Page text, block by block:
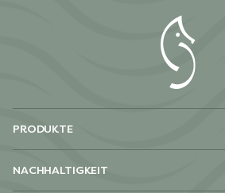
PRODUKTE
NACHHALTIGKEIT